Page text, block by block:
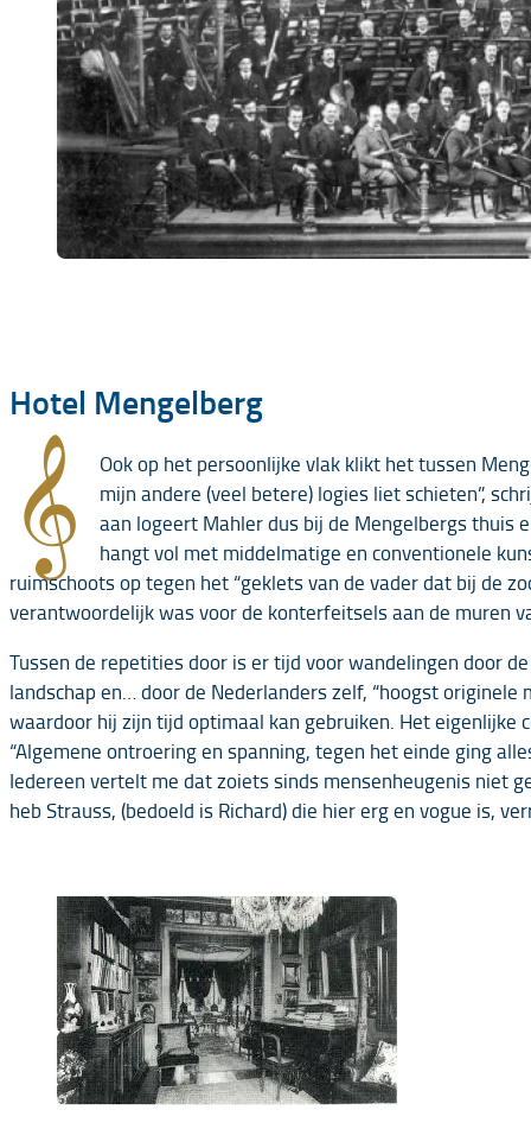
Hotel Mengelberg
𝄞
Ook op het persoonlijke vlak klikt het tussen
mijn andere (veel betere) logies liet schieten”,
aan logeert Mahler dus bij de Mengelbergs thuis
hangt vol met middelmatige en conventionele
ruimschoots op tegen het “geklets van de vader dat bij de
verantwoordelijk was voor de konterfeitsels aan de muren
Tussen de repetities door is er tijd voor wandelingen door
landschap en… door de Nederlanders zelf, “hoogst
waardoor hij zijn tijd optimaal kan gebruiken. Het eigenlijke
“Algemene ontroering en spanning, tegen het einde ging
Iedereen vertelt me dat zoiets sinds mensenheugenis niet
heb Strauss, (bedoeld is Richard) die hier erg en vogue is,